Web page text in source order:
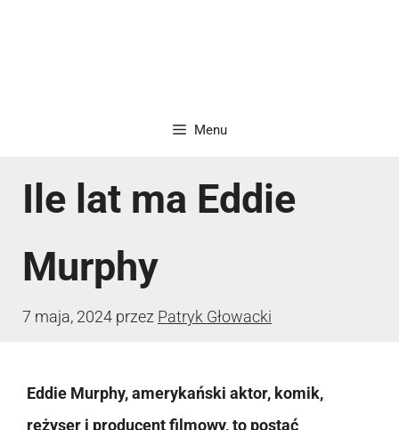
Menu
Ile lat ma Eddie
Murphy
7 maja, 2024 przez Patryk Głowacki
Eddie Murphy, amerykański aktor, komik,
reżyser i producent filmowy, to postać